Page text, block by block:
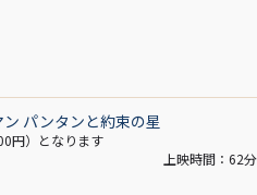
パンタンと約束の星
円）となります
上映時間：62分